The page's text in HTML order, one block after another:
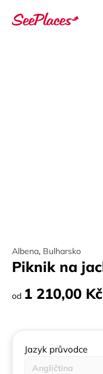
Albena, Bulharsko
Piknik na
od 1 210,00 Kč
Jazyk průvodce
Angličtina